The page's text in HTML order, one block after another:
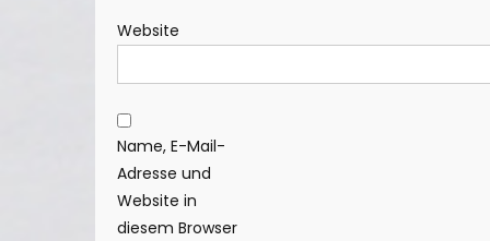
Website
Name, E-Mail-
Adresse und
Website in
diesem Browser